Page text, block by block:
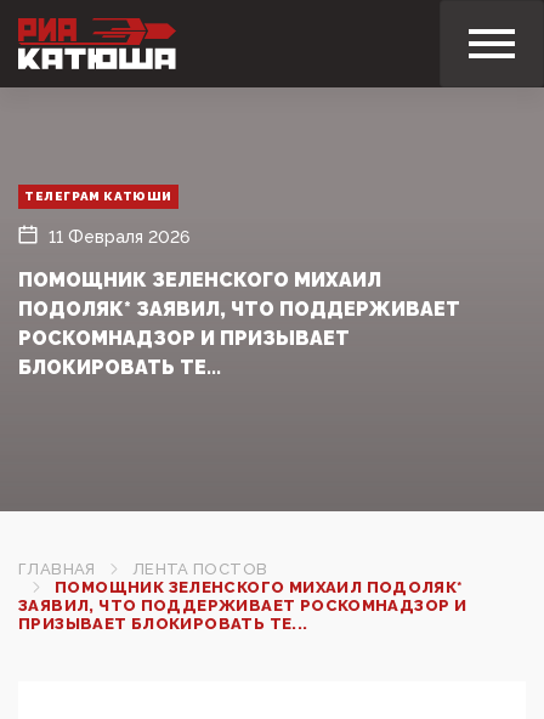
ТЕЛЕГРАМ КАТЮШИ
11 Февраля 2026
ПОМОЩНИК ЗЕЛЕНСКОГО МИХАИЛ
ПОДОЛЯК* ЗАЯВИЛ, ЧТО ПОДДЕРЖИВАЕТ
РОСКОМНАДЗОР И ПРИЗЫВАЕТ
БЛОКИРОВАТЬ ТЕ...
ГЛАВНАЯ
ЛЕНТА ПОСТОВ
ПОМОЩНИК ЗЕЛЕНСКОГО МИХАИЛ ПОДОЛЯК*
ЗАЯВИЛ, ЧТО ПОДДЕРЖИВАЕТ РОСКОМНАДЗОР И
ПРИЗЫВАЕТ БЛОКИРОВАТЬ ТЕ...